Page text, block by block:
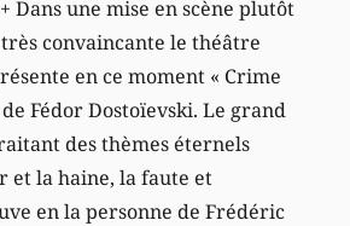
Dans une mise en scène plutôt
convaincante le théâtre
en ce moment « Crime
Fédor Dostoïevski. Le grand
des thèmes éternels
et la haine, la faute et
en la personne de Frédéric